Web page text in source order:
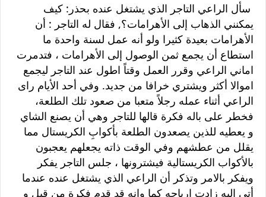
سأل الراعي التاجر الذي يشتغل عنده بحذر: كيف
يمكنني الذهاب إلى الأهرامات؟, فقال له التاجر : أن
الأهرامات بعيدة كثيرا ولو أنه عمل لسنة واحدة ما
استطاع أن يجمع ثمن الوصول إلى الأهرامات ، فتدمرت
اماني الراعي وقرر العمل وقتاً اطول عند التاجر ليجمع
اموالا أكثر ويشتري خرافا من جديد. وفي أحد الأيام راى
الراعي أثناء عمله رجلاً متعبا من صعود تلك الطلعة،
فخطر على باله فكرة قالها للتاجر وهي أن يصنع الشاي
و يعطيه للذين يصعدون الطلعة بأكوابِ الكريستال مما
يقلل من عطشهم وفي الوقت ذاته يجعلهم يعجبون
بالأكواب الكريستالية فيشترونها ، جلس التاجر يفكر
ويفكر بالامر وتذكر أن الراعي الذي يشتغل عنده عندما
أتى إليه زادت ارباحه كما وانه قد قدم فكرة من قبل و